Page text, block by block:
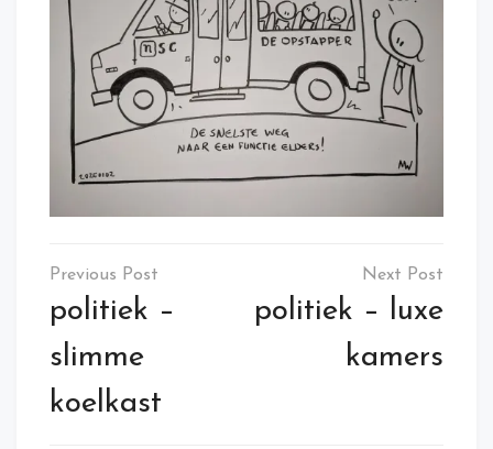
Post
navigation
politiek –
slimme
koelkast
politiek – luxe
kamers